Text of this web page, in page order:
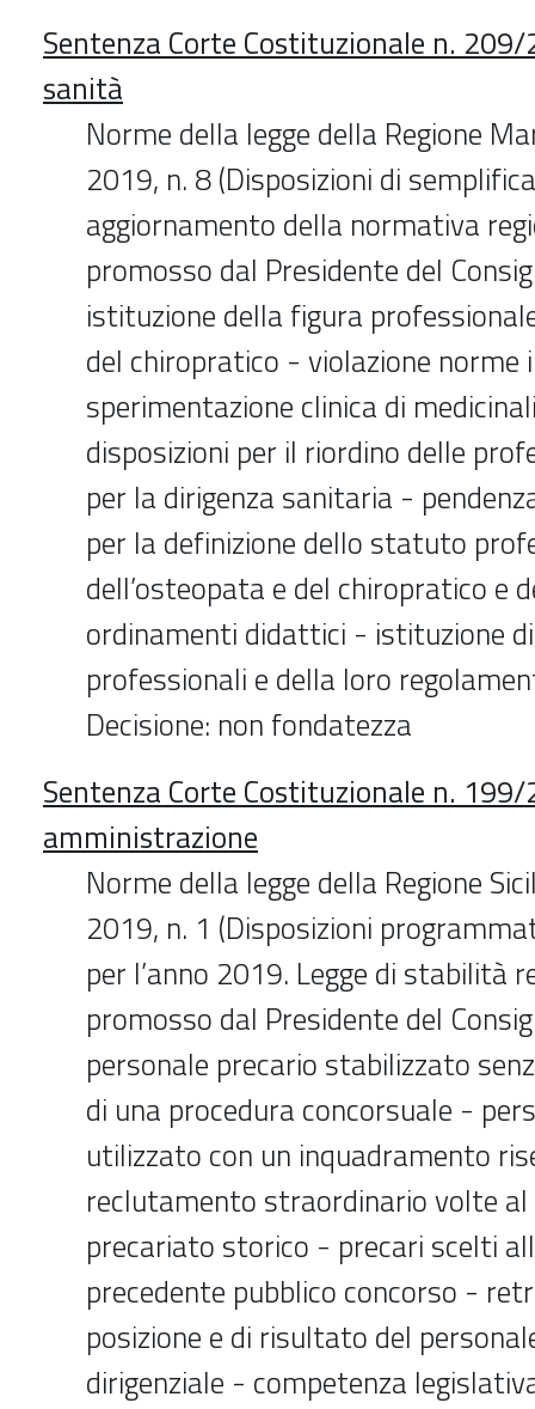
Sentenza Corte Costituzionale n.
sanità
Norme della legge della Regione
2019, n. 8 (Disposizioni di
aggiornamento della normativa
promosso dal Presidente del
istituzione della figura
del chiropratico - violazione norme
sperimentazione clinica di
disposizioni per il riordino delle
per la dirigenza sanitaria -
per la definizione dello statuto
dell’osteopata e del chiropratico e
ordinamenti didattici - istituzione
professionali e della loro
Decisione: non fondatezza
Sentenza Corte Costituzionale n.
amministrazione
Norme della legge della Regione
2019, n. 1 (Disposizioni
per l’anno 2019. Legge di stabilità
promosso dal Presidente del
personale precario stabilizzato
di una procedura concorsuale -
utilizzato con un inquadramento
reclutamento straordinario volte
precariato storico - precari scelti
precedente pubblico concorso -
posizione e di risultato del
dirigenziale - competenza